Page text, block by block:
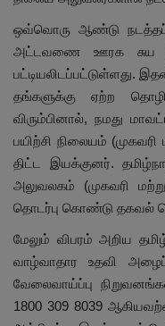
ஒவ்வொரு ஆண்டு
அட்டவணை ஊரக சுய
பட்டியலிடப்பட்டுள்ளது.
தங்களுக்கு ஏற்ற
விரும்பினால், நமது
பயிற்சி நிலையம்
திட்ட இயக்குனர்.
அலுவலகம் (முகவரி
தொடர்பு கொண்டு தகவல்
மேலும் விபரம் அறிய
வாழ்வாதார உதவி
வேலைவாய்ப்பு
1800 309 8039